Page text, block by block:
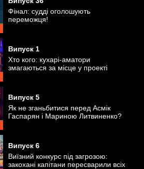
Фінал: судді оголошують
переможця!
Випуск 1
Хто кого: кухарі-аматори
змагаються за місце у проекті
Випуск 5
Як не зганьбитися перед Асмік
Гаспарян і Мариною Литвиненко?
Випуск 6
Виїзний конкурс під загрозою:
закохані капітани пересварили всіх